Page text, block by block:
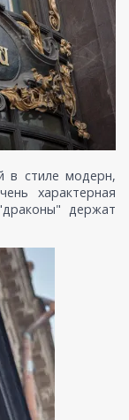
в стиле модерн,
характерная
держат